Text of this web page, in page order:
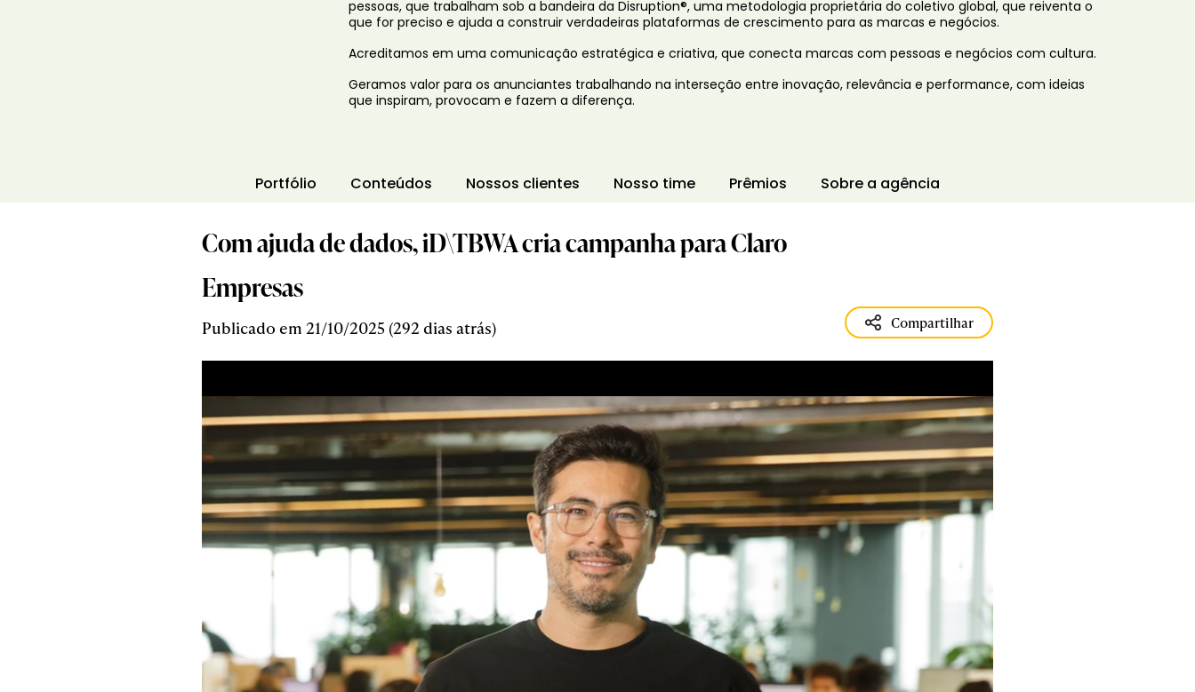
pessoas, que trabalham sob a bandeira da Disruption®, uma metodologia proprietária do coletivo global, que reiventa o
que for preciso e ajuda a construir verdadeiras plataformas de crescimento para as marcas e negócios.
Acreditamos em uma comunicação estratégica e criativa, que conecta marcas com pessoas e negócios com cultura.
Geramos valor para os anunciantes trabalhando na interseção entre inovação, relevância e performance, com ideias
que inspiram, provocam e fazem a diferença.
Portfólio Conteúdos Nossos clientes Nosso time Prêmios Sobre a agência
Com ajuda de dados, iD\TBWA cria campanha para Claro
Empresas
Publicado em 21/10/2025 (292 dias atrás) Compartilhar